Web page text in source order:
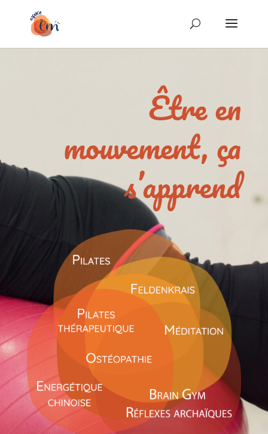
Être en
mouvement, ça
s’apprend